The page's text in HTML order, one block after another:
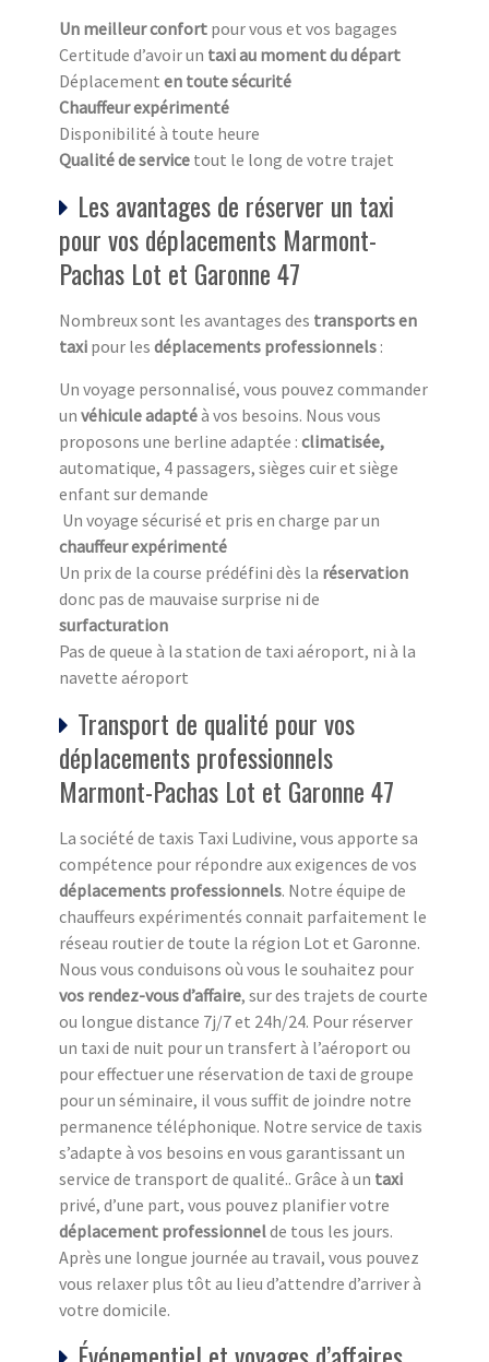
Un meilleur confort pour vous et vos bagages
Certitude d’avoir un taxi au moment du départ
Déplacement en toute sécurité
Chauffeur expérimenté
Disponibilité à toute heure
Qualité de service tout le long de votre trajet
Les avantages de réserver un taxi
pour vos déplacements Marmont-
Pachas Lot et Garonne 47
Nombreux sont les avantages des transports en
taxi pour les déplacements professionnels :
Un voyage personnalisé, vous pouvez commander
un véhicule adaptéà vos besoins. Nous vous
proposons une berline adaptée : climatisée,
automatique, 4 passagers, sièges cuir et siège
enfant sur demande
Un voyage sécurisé et pris en charge par un
chauffeur expérimenté
Un prix de la course prédéfini dès la réservation
donc pas de mauvaise surprise ni de
surfacturation
Pas de queue à la station de taxi aéroport, ni à la
navette aéroport
Transport de qualité pour vos
déplacements professionnels
Marmont-Pachas Lot et Garonne 47
La société de taxis Taxi Ludivine, vous apporte sa
compétence pour répondre aux exigences de vos
déplacements professionnels. Notre équipe de
chauffeurs expérimentés connait parfaitement le
réseau routier de toute la région Lot et Garonne.
Nous vous conduisons où vous le souhaitez pour
vos rendez-vous d’affaire, sur des trajets de courte
ou longue distance 7j/7 et 24h/24. Pour réserver
un taxi de nuit pour un transfert à l’aéroport ou
pour effectuer une réservation de taxi de groupe
pour un séminaire, il vous suffit de joindre notre
permanence téléphonique. Notre service de taxis
s’adapte à vos besoins en vous garantissant un
service de transport de qualité.. Grâce à un taxi
privé, d’une part, vous pouvez planifier votre
déplacement professionnelde tous les jours.
Après une longue journée au travail, vous pouvez
vous relaxer plus tôt au lieu d’attendre d’arriver à
votre domicile.